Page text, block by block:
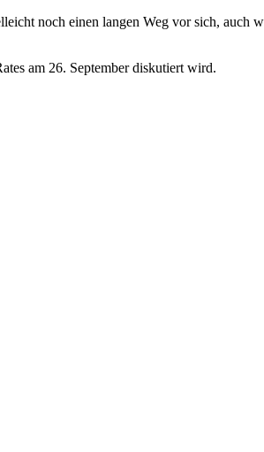
noch einen langen Weg vor sich, auch
am 26. September diskutiert wird.